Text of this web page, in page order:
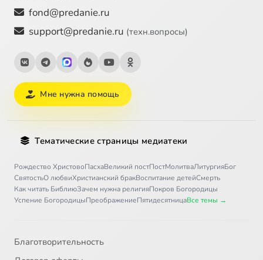
fond@predanie.ru
support@predanie.ru (техн.вопросы)
Мне нужна помощь
Тематические страницы медиатеки
Рождество ХристовоПасхаВеликий постПостМолитваЛитургияБог
СвятостьО любвиХристианский бракВоспитание детейСмерть
Как читать БиблиюЗачем нужна религияПокров Богородицы
Успение БогородицыПреображениеПятидесятницаВсе темы →
Благотворительность